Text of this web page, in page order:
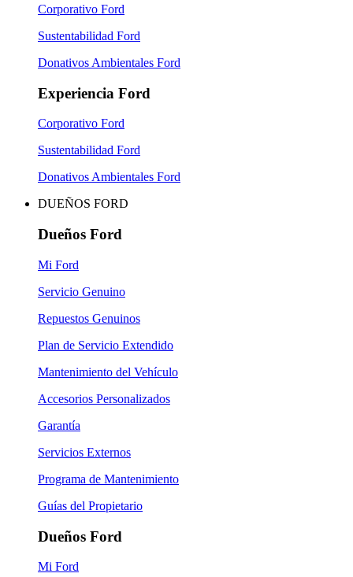
Corporativo Ford
Sustentabilidad Ford
Donativos Ambientales Ford
Experiencia Ford
Corporativo Ford
Sustentabilidad Ford
Donativos Ambientales Ford
DUEÑOS FORD
Dueños Ford
Mi Ford
Servicio Genuino
Repuestos Genuinos
Plan de Servicio Extendido
Mantenimiento del Vehículo
Accesorios Personalizados
Garantía
Servicios Externos
Programa de Mantenimiento
Guías del Propietario
Dueños Ford
Mi Ford